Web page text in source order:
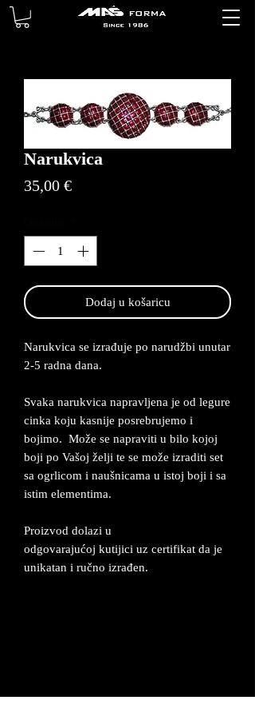
Narukvica
35,00 €Price
Dodaj u košaricu
Narukvica se izrađuje po narudžbi unutar
2-5 radna dana.
Svaka narukvica napravljena je od legure
cinka koju kasnije posrebrujemo i
bojimo. Može se napraviti u bilo kojoj
boji po Vašoj želji te se može izraditi set
sa ogrlicom i naušnicama u istoj boji i sa
istim elementima.
Proizvod dolazi u
odgovarajućoj kutijici uz certifikat da je
unikatan i ručno izrađen.